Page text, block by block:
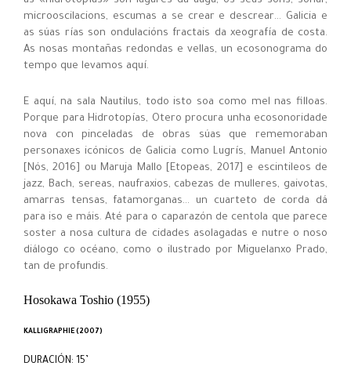
microoscilacions, escumas a se crear e descrear… Galicia e
as súas rías son ondulacións fractais da xeografía de costa.
As nosas montañas redondas e vellas, un ecosonograma do
tempo que levamos aquí.
E aquí, na sala Nautilus, todo isto soa como mel nas filloas.
Porque para Hidrotopías, Otero procura unha ecosonoridade
nova con pinceladas de obras súas que rememoraban
personaxes icónicos de Galicia como Lugrís, Manuel Antonio
[Nós, 2016] ou Maruja Mallo [Etopeas, 2017] e escintileos de
jazz, Bach, sereas, naufraxios, cabezas de mulleres, gaivotas,
amarras tensas, fatamorganas… un cuarteto de corda dá
para iso e máis. Até para o caparazón de centola que parece
soster a nosa cultura de cidades asolagadas e nutre o noso
diálogo co océano, como o ilustrado por Miguelanxo Prado,
tan de profundis.
Hosokawa Toshio (1955)
KALLIGRAPHIE (2007)
DURACIÓN: 15’